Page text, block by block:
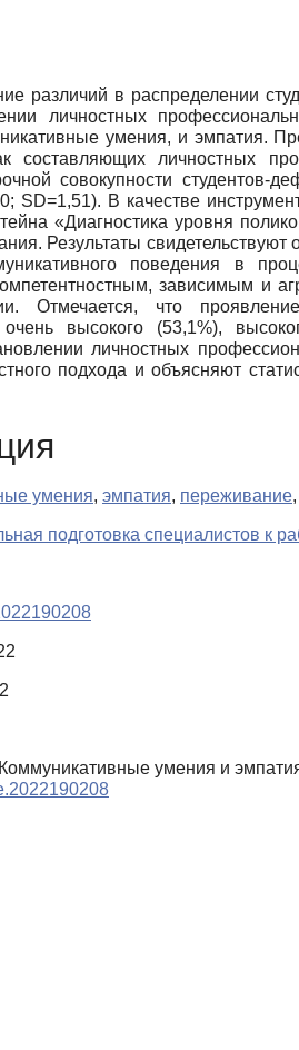
различий в распределении
личностных
умения, и эмпатия.
составляющих личностных
совокупности студентов-
SD=1,51). В качестве
«Диагностика уровня
Результаты
поведения в
зависимым и
Отмечается, что
высокого (53,1%),
личностных
подхода и объясняют
умения, эмпатия, переживание,
подготовка специалистов к
умения и эмпатия